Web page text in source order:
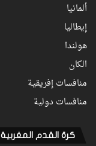
ألمانيا
إيطاليا
هولندا
الكان
منافسات إفريقية
منافسات دولية
كرة القدم المغربية